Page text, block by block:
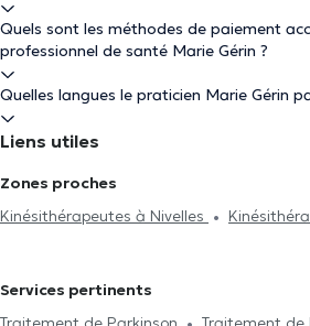
Quels sont les méthodes de paiement
professionnel de santé Marie Gérin ?
Quelles langues le praticien Marie Gérin
Liens utiles
Zones proches
Kinésithérapeutes à Nivelles
Kinésithérapeutes à Dampremy
Services pertinents